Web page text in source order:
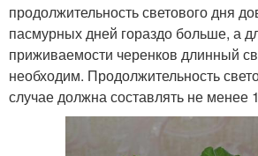
продолжительность светового дня
пасмурных дней гораздо больше, а
приживаемости черенков длинный
необходим. Продолжительность
случае должна составлять не менее